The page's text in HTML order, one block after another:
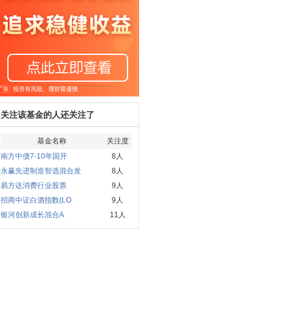
关注该基金的人还关注了
基金名称
关注度
南方中债7-10年国开
8人
永赢先进制造智选混合发
8人
易方达消费行业股票
9人
招商中证白酒指数(LO
9人
银河创新成长混合A
11人